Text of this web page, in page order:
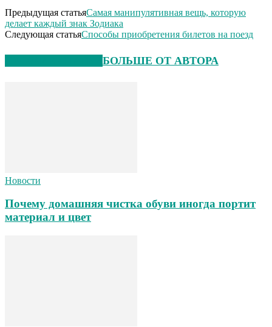
Предыдущая статьяСамая манипулятивная вещь, которую
делает каждый знак Зодиака
Следующая статьяСпособы приобретения билетов на поезд
БОЛЬШЕ ОТ АВТОРА
Новости
Почему домашняя чистка обуви иногда портит
материал и цвет